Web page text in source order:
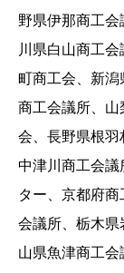
野県伊那商工
川県白山商工
町商工会、新
商工会議所、山
会、長野県根羽
中津川商工会議
ター、京都府
会議所、栃木県
山県魚津商工